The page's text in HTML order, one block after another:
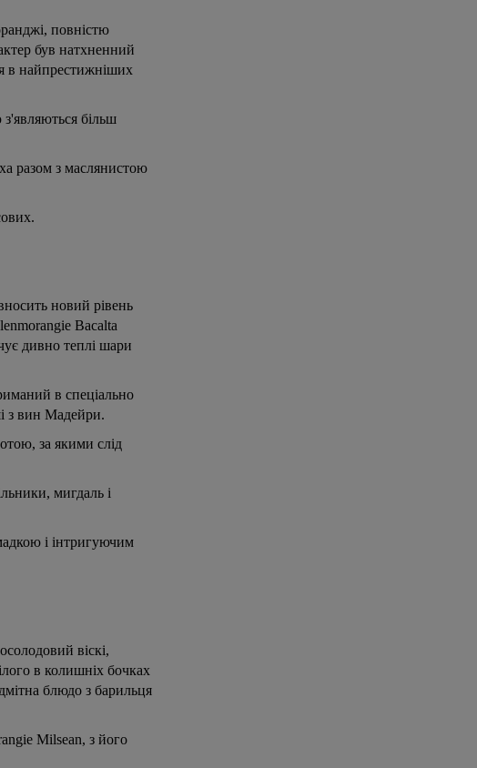
повністю
був натхненний
в найпрестижніших
більш
разом з маслянистою
новий рівень
Bacalta
дивно теплі шари
в спеціально
з вин Мадейри.
за якими слід
мигдаль і
і інтригуючим
віскі,
в колишніх бочках
блюдо з барильця
Milsean, з його